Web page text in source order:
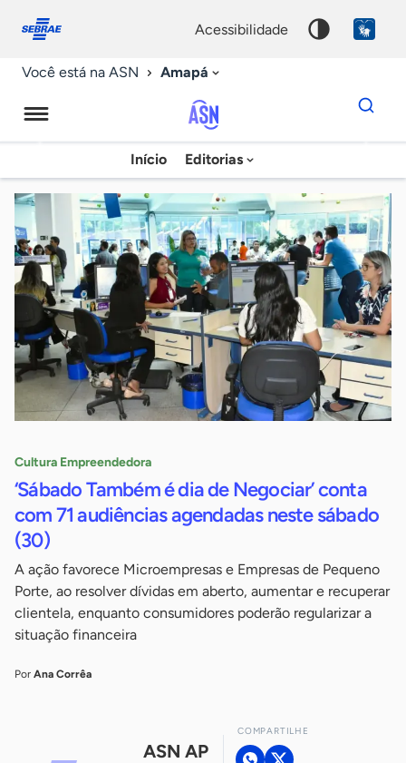
conosco
acessibilidade
Você está na ASN Amapá
Agência
Sebrae
de
Notícias
Início Editorias
Dados
para
chave
Cultura Empreendedora
‘Sábado Também é dia de Negociar’ conta
com 71 audiências agendadas neste sábado
(30)
A ação favorece Microempresas e Empresas de Pequeno
Porte, ao resolver dívidas em aberto, aumentar e recuperar
clientela, enquanto consumidores poderão regularizar a
situação financeira
Por Ana Corrêa
ASN AP
COMPARTILHE